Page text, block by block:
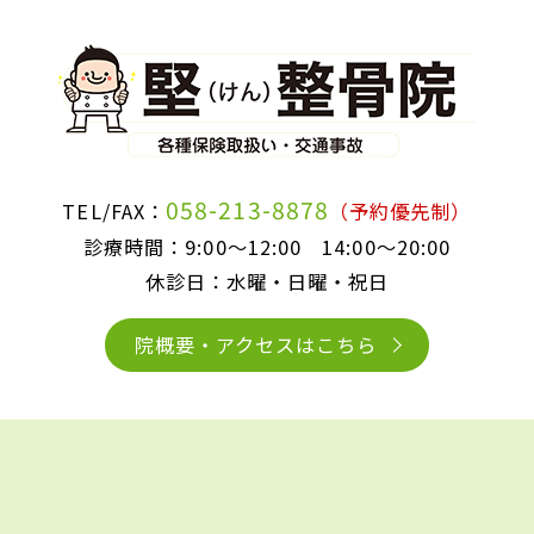
TEL/FAX： 058-213-8878 （予約優先制）
診療時間：9:00〜12:00 14:00〜20:00
休診日：水曜・日曜・祝日
院概要・アクセスはこちら